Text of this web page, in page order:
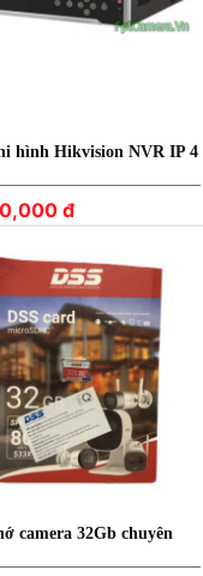
hình Hikvision NVR IP 4
đ
camera 32Gb chuyên